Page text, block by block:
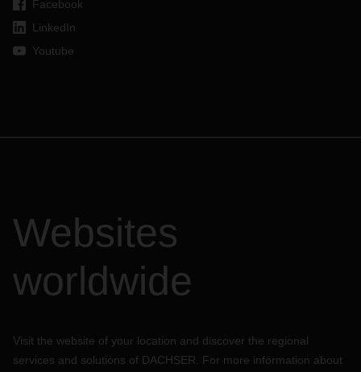
Facebook
LinkedIn
Youtube
Websites
worldwide
Visit the website of your location and discover the regional
services and solutions of DACHSER. For more information about